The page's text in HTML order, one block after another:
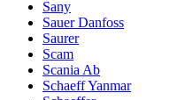
Sany
Sauer Danfoss
Saurer
Scam
Scania Ab
Schaeff Yanmar